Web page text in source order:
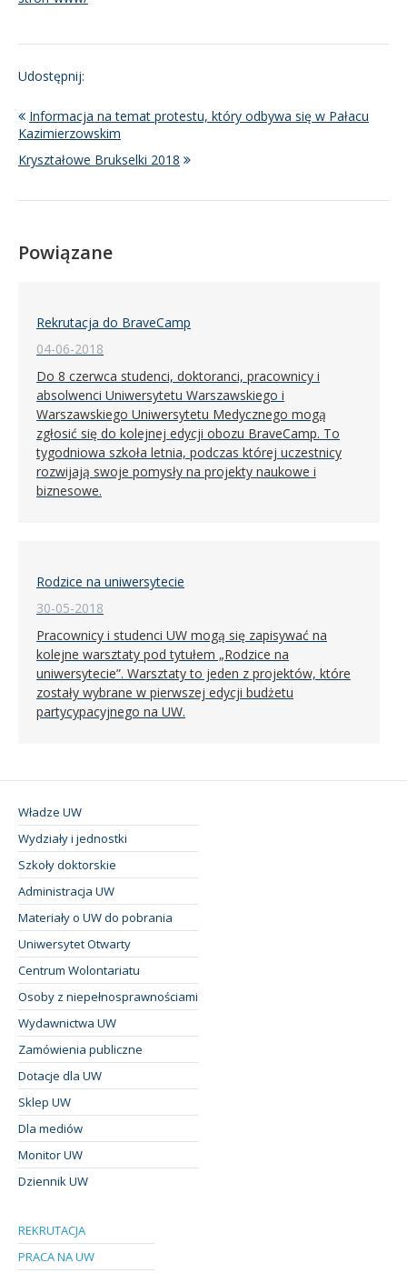
Udostępnij:
Informacja na temat protestu, który odbywa się w Pałacu
Kazimierzowskim
Kryształowe Brukselki 2018
Powiązane
Rekrutacja do BraveCamp
04-06-2018
Do 8 czerwca studenci, doktoranci, pracownicy i
absolwenci Uniwersytetu Warszawskiego i
Warszawskiego Uniwersytetu Medycznego mogą
zgłosić się do kolejnej edycji obozu BraveCamp. To
tygodniowa szkoła letnia, podczas której uczestnicy
rozwijają swoje pomysły na projekty naukowe i
biznesowe.
Rodzice na uniwersytecie
30-05-2018
Pracownicy i studenci UW mogą się zapisywać na
kolejne warsztaty pod tytułem „Rodzice na
uniwersytecie”. Warsztaty to jeden z projektów, które
zostały wybrane w pierwszej edycji budżetu
partycypacyjnego na UW.
Władze UW
Wydziały i jednostki
Szkoły doktorskie
Administracja UW
Materiały o UW do pobrania
Uniwersytet Otwarty
Centrum Wolontariatu
Osoby z niepełnosprawnościami
Wydawnictwa UW
Zamówienia publiczne
Dotacje dla UW
Sklep UW
Dla mediów
Monitor UW
Dziennik UW
REKRUTACJA
PRACA NA UW